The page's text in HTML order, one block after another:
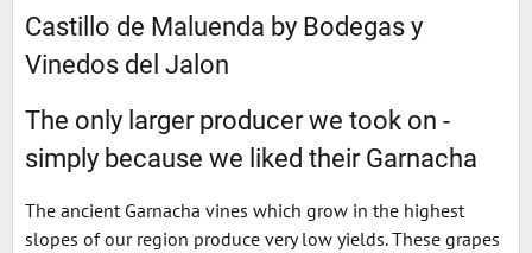
Castillo de Maluenda by Bodegas y
Vinedos del Jalon
The only larger producer we took on -
simply because we liked their Garnacha
The ancient Garnacha vines which grow in the highest
slopes of our region produce very low yields. These grapes